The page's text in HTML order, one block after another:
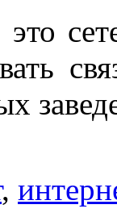
,